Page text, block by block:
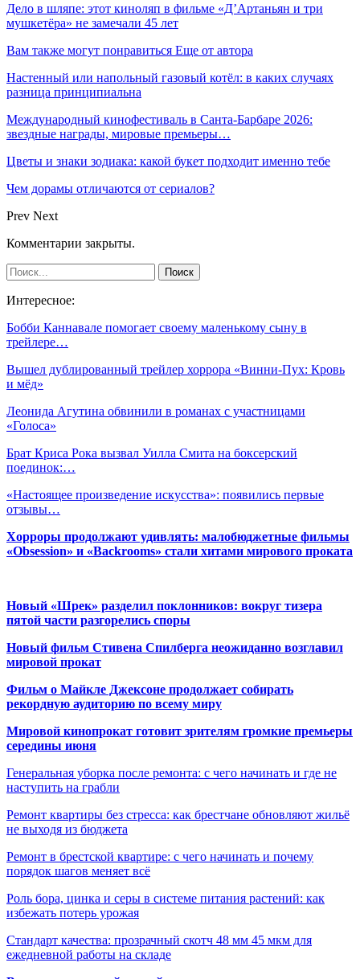
Дело в шляпе: этот киноляп в фильме «Д’Артаньян и три
мушкетёра» не замечали 45 лет
Вам также могут понравиться Еще от автора
Настенный или напольный газовый котёл: в каких случаях
разница принципиальна
Международный кинофестиваль в Санта-Барбаре 2026:
звездные награды, мировые премьеры…
Цветы и знаки зодиака: какой букет подходит именно тебе
Чем дорамы отличаются от сериалов?
Prev Next
Комментарии закрыты.
Интересное:
Бобби Каннавале помогает своему маленькому сыну в
трейлере…
Вышел дублированный трейлер хоррора «Винни-Пух: Кровь
и мёд»
Леонида Агутина обвинили в романах с участницами
«Голоса»
Брат Криса Рока вызвал Уилла Смита на боксерский
поединок:…
«Настоящее произведение искусства»: появились первые
отзывы…
Хорроры продолжают удивлять: малобюджетные фильмы
«Obsession» и «Backrooms» стали хитами мирового проката
Новый «Шрек» разделил поклонников: вокруг тизера
пятой части разгорелись споры
Новый фильм Стивена Спилберга неожиданно возглавил
мировой прокат
Фильм о Майкле Джексоне продолжает собирать
рекордную аудиторию по всему миру
Мировой кинопрокат готовит зрителям громкие премьеры
середины июня
Генеральная уборка после ремонта: с чего начинать и где не
наступить на грабли
Ремонт квартиры без стресса: как брестчане обновляют жильё
не выходя из бюджета
Ремонт в брестской квартире: с чего начинать и почему
порядок шагов меняет всё
Роль бора, цинка и серы в системе питания растений: как
избежать потерь урожая
Стандарт качества: прозрачный скотч 48 мм 45 мкм для
ежедневной работы на складе